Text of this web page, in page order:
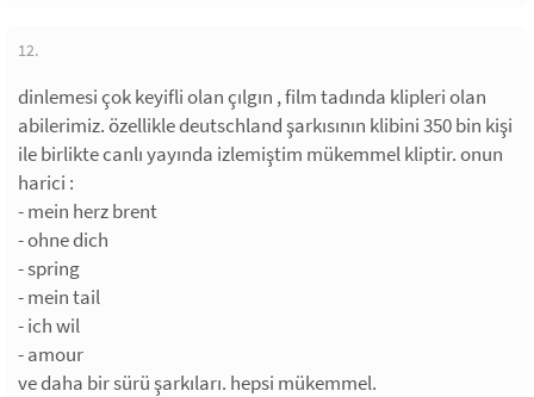
12.
dinlemesi çok keyifli olan çılgın , film tadında klipleri olan
abilerimiz. özellikle deutschland şarkısının klibini 350 bin kişi
ile birlikte canlı yayında izlemiştim mükemmel kliptir. onun
harici :
- mein herz brent
- ohne dich
- spring
- mein tail
- ich wil
- amour
ve daha bir sürü şarkıları. hepsi mükemmel.